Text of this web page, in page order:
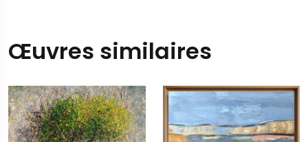
Œuvres similaires